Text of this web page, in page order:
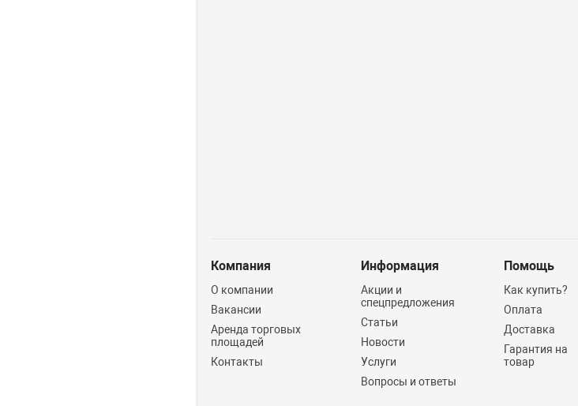
Компания
О компании
Вакансии
Аренда торговых
площадей
Контакты
Информация
Акции и
спецпредложения
Статьи
Новости
Услуги
Вопросы и ответы
Помощь
Как купить?
Оплата
Доставка
Гарантия на
товар